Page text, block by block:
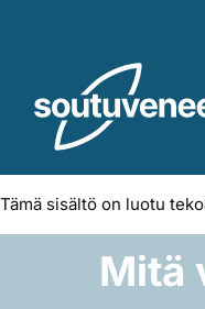
Perämoottorit
Tämä sisältö on luotu
Mitä